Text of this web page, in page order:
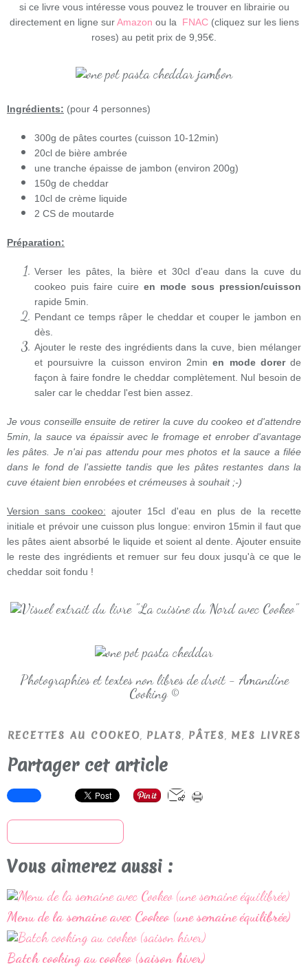
si ce livre vous intéresse vous pouvez le trouver en librairie ou
directement en ligne surAmazon ou la FNAC(cliquez sur les liens
roses) au petit prix de 9,95€.
Ingrédients: (pour 4 personnes)
300g de pâtes courtes (cuisson 10-12min)
20cl de bière ambrée
une tranche épaisse de jambon (environ 200g)
150g de cheddar
10cl de crème liquide
2 CS de moutarde
Préparation:
Verser les pâtes, la bière et 30cl d'eau dans la cuve du
cookeo puis faire cuire en mode sous pression/cuisson
rapide 5min.
Pendant ce temps râper le cheddar et couper le jambon en
dès.
Ajouter le reste des ingrédients dans la cuve, bien mélanger
et poursuivre la cuisson environ 2minen mode dorerde
façon à faire fondre le cheddar complètement. Nul besoin de
saler car le cheddar l'est bien assez.
Je vous conseille ensuite de retirer la cuve du cookeo et d'attendre
5min, la sauce va épaissir avec le fromage et enrober d'avantage
les pâtes. Je n'ai pas attendu pour mes photos et la sauce a filée
dans le fond de l’assiette tandis que les pâtes restantes dans la
cuve étaient bien enrobées et crémeuses à souhait ;-)
Version sans cookeo: ajouter 15cl d'eau en plus de la recette
initiale et prévoir une cuisson plus longue: environ 15min il faut que
les pâtes aient absorbé le liquide et soient al dente. Ajouter ensuite
le reste des ingrédients et remuer sur feu doux jusqu'à ce que le
cheddar soit fondu !
Photographies et textes non libres de droit - Amandine
Cooking ©
RECETTES AU COOKEO, PLATS, PÂTES, MES LIVRES
Partager cet article
Vous aimerez aussi :
Menu de la semaine avec Cookeo (une semaine équilibrée)
Batch cooking au cookeo (saison hiver)